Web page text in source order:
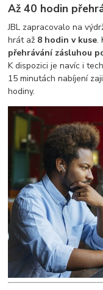
Až 40 hodin
JBL zapracovalo na
hrát až 8 hodin v kuse.
přehrávání zásluhou
K dispozici je navíc i
15 minutách nabíjení
hodiny.